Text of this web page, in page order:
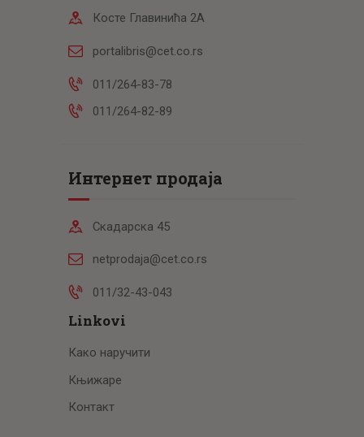
Косте Главинића 2А
portalibris@cet.co.rs
011/264-83-78
011/264-82-89
Интернет продаја
Скадарска 45
netprodaja@cet.co.rs
011/32-43-043
Linkovi
Како наручити
Књижаре
Контакт